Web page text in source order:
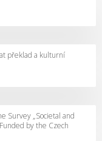
překlad a kulturní
Survey „Societal and
by the Czech